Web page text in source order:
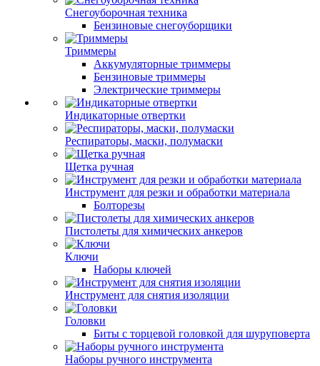
Снегоуборочная техника
Бензиновые снегоуборщики
Триммеры
Аккумуляторные триммеры
Бензиновые триммеры
Электрические триммеры
Индикаторные отвертки
Респираторы, маски, полумаски
Щетка ручная
Инструмент для резки и обработки материала
Болторезы
Пистолеты для химических анкеров
Ключи
Наборы ключей
Инструмент для снятия изоляции
Головки
Биты с торцевой головкой для шуруповерта
Наборы ручного инструмента